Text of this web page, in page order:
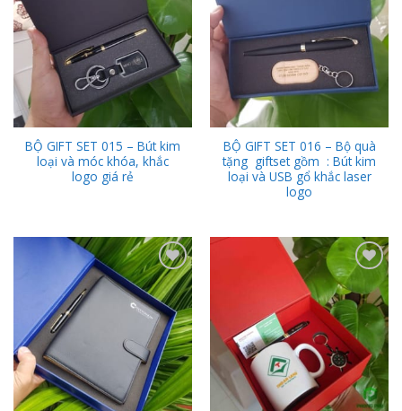
Wishlist
BỘ GIFT SET 015 – Bút kim
loại và móc khóa, khắc
logo giá rẻ
Wishlist
BỘ GIFT SET 016 – Bộ quà
tặng giftset gồm : Bút kim
loại và USB gổ khắc laser
logo
Add to
Wishlist
Add to
Wishlist